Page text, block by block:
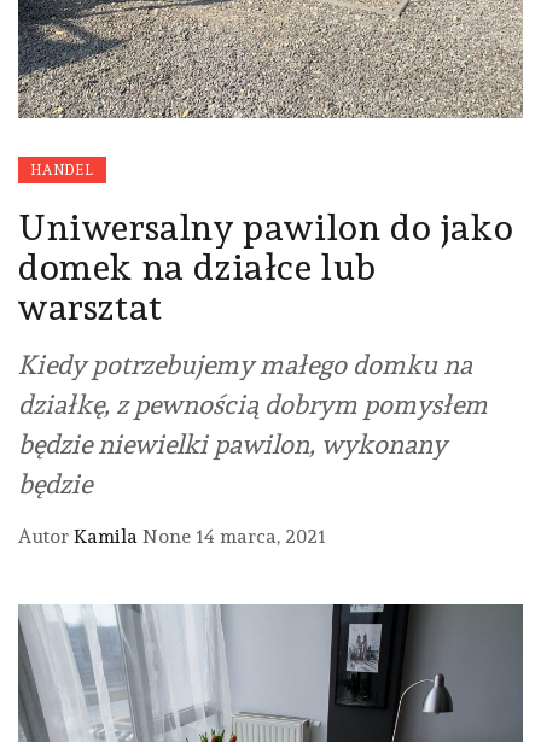
HANDEL
Uniwersalny pawilon do jako
domek na działce lub
warsztat
Kiedy potrzebujemy małego domku na
działkę, z pewnością dobrym pomysłem
będzie niewielki pawilon, wykonany
będzie
Autor Kamila None 14 marca, 2021